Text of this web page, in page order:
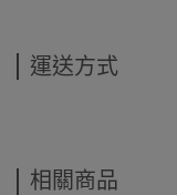
運送方式
相關商品